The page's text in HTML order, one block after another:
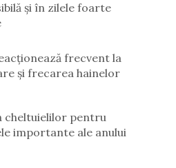
și în zilele foarte
frecvent la
și frecarea hainelor
cheltuielilor pentru
importante ale anului